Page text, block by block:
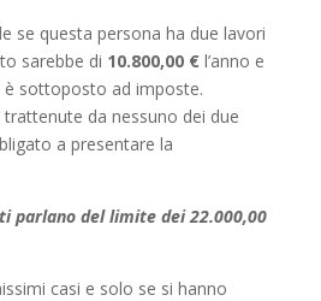
se questa persona ha due lavori
sarebbe di 10.800,00 €l’anno e
sottoposto ad imposte.
da nessuno dei due
a presentare la
parlano del limite dei 22.000,00
casi e solo se si hanno